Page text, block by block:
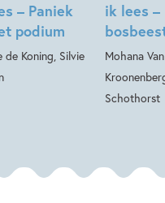
– Paniek
podium
de Koning, Silvie
ik lees –
Mohana
Schothorst